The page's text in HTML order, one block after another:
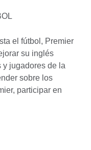
el fútbol, Premier
su inglés
y jugadores de la
sobre los
participar en